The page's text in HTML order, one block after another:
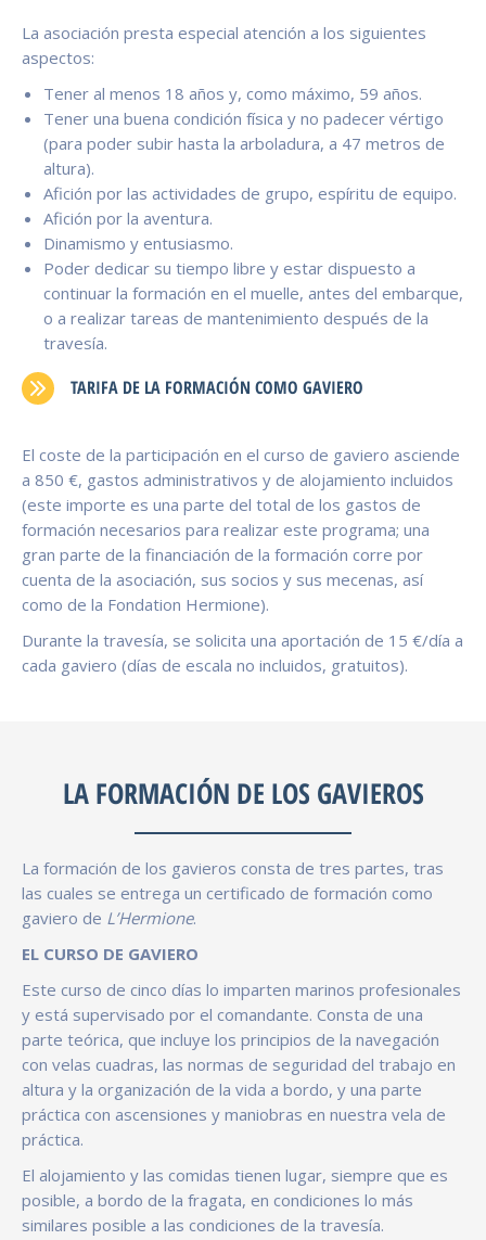
La asociación presta especial atención a los siguientes
aspectos:
Tener al menos 18 años y, como máximo, 59 años.
Tener una buena condición física y no padecer vértigo
(para poder subir hasta la arboladura, a 47 metros de
altura).
Afición por las actividades de grupo, espíritu de equipo.
Afición por la aventura.
Dinamismo y entusiasmo.
Poder dedicar su tiempo libre y estar dispuesto a
continuar la formación en el muelle, antes del embarque,
o a realizar tareas de mantenimiento después de la
travesía.
TARIFA DE LA FORMACIÓN COMO GAVIERO
El coste de la participación en el curso de gaviero asciende
a 850 €, gastos administrativos y de alojamiento incluidos
(este importe es una parte del total de los gastos de
formación necesarios para realizar este programa; una
gran parte de la financiación de la formación corre por
cuenta de la asociación, sus socios y sus mecenas, así
como de la Fondation Hermione).
Durante la travesía, se solicita una aportación de 15 €/día a
cada gaviero (días de escala no incluidos, gratuitos).
LA FORMACIÓN DE LOS GAVIEROS
La formación de los gavieros consta de tres partes, tras
las cuales se entrega un certificado de formación como
gaviero de L’Hermione.
EL CURSO DE GAVIERO
Este curso de cinco días lo imparten marinos profesionales
y está supervisado por el comandante. Consta de una
parte teórica, que incluye los principios de la navegación
con velas cuadras, las normas de seguridad del trabajo en
altura y la organización de la vida a bordo, y una parte
práctica con ascensiones y maniobras en nuestra vela de
práctica.
El alojamiento y las comidas tienen lugar, siempre que es
posible, a bordo de la fragata, en condiciones lo más
similares posible a las condiciones de la travesía.